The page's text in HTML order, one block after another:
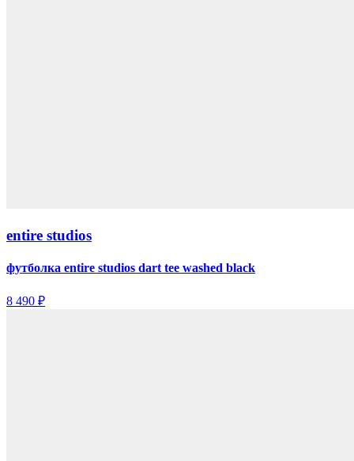
entire studios
футболка entire studios dart tee washed black
8 490 ₽